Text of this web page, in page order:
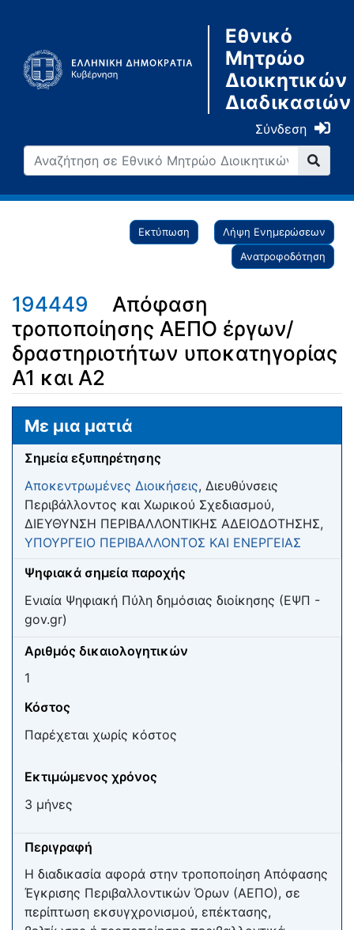
Εθνικό
Μητρώο
Διοικητικών
Διαδικασιών
Σύνδεση
Εκτύπωση
Λήψη Ενημερώσεων
Ανατροφοδότηση
194449
Απόφαση
τροποποίησης ΑΕΠΟ έργων/
δραστηριοτήτων υποκατηγορίας
Α1 και Α2
Μετάβαση σε: πλοήγηση
Με μια ματιά
Σημεία εξυπηρέτησης
Αποκεντρωμένες Διοικήσεις, Διευθύνσεις
Περιβάλλοντος και Χωρικού Σχεδιασμού,
ΔΙΕΥΘΥΝΣΗ ΠΕΡΙΒΑΛΛΟΝΤΙΚΗΣ ΑΔΕΙΟΔΟΤΗΣΗΣ,
ΥΠΟΥΡΓΕΙΟ ΠΕΡΙΒΑΛΛΟΝΤΟΣ ΚΑΙ ΕΝΕΡΓΕΙΑΣ
Ψηφιακά σημεία παροχής
Ενιαία Ψηφιακή Πύλη δημόσιας διοίκησης (ΕΨΠ -
gov.gr)
Αριθμός δικαιολογητικών
1
Κόστος
Παρέχεται χωρίς κόστος
Εκτιμώμενος χρόνος
3 μήνες
Περιγραφή
Η διαδικασία αφορά στην τροποποίηση Απόφασης
Έγκρισης Περιβαλλοντικών Όρων (ΑΕΠΟ), σε
περίπτωση εκσυγχρονισμού, επέκτασης,